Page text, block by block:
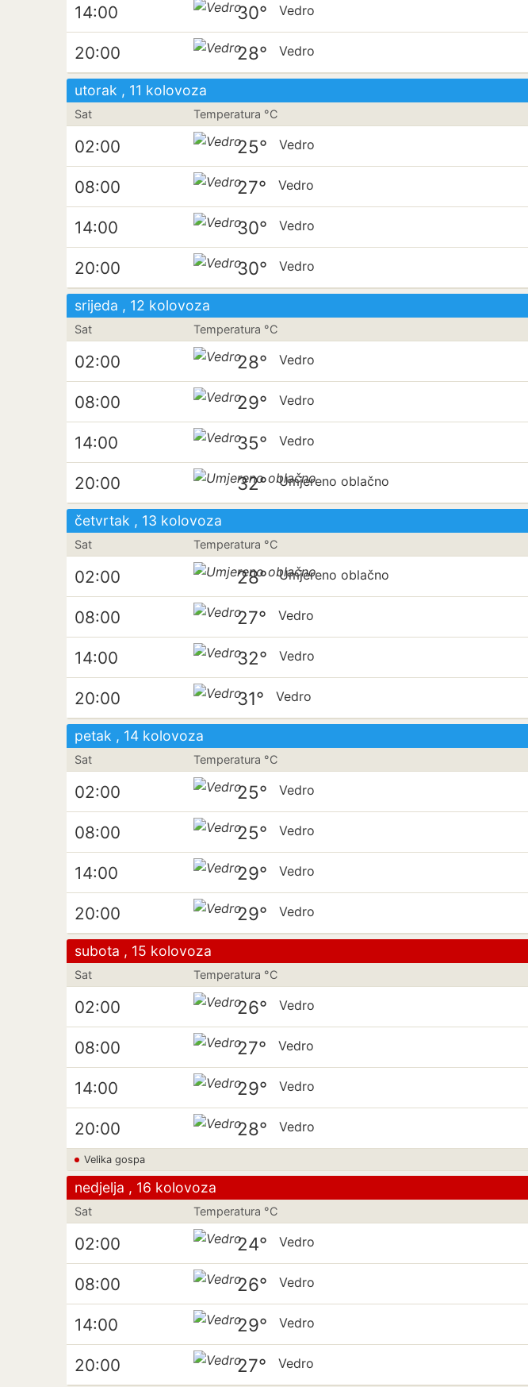
14:00 30° Vedro
20:00 28° Vedro
utorak , 11 kolovoza
Sat Temperatura °C
02:00 25° Vedro
08:00 27° Vedro
14:00 30° Vedro
20:00 30° Vedro
srijeda , 12 kolovoza
Sat Temperatura °C
02:00 28° Vedro
08:00 29° Vedro
14:00 35° Vedro
20:00 32° Umjereno oblačno
četvrtak , 13 kolovoza
Sat Temperatura °C
02:00 28° Umjereno oblačno
08:00 27° Vedro
14:00 32° Vedro
20:00 31° Vedro
petak , 14 kolovoza
Sat Temperatura °C
02:00 25° Vedro
08:00 25° Vedro
14:00 29° Vedro
20:00 29° Vedro
subota , 15 kolovoza
Sat Temperatura °C
02:00 26° Vedro
08:00 27° Vedro
14:00 29° Vedro
20:00 28° Vedro
Velika gospa
nedjelja , 16 kolovoza
Sat Temperatura °C
02:00 24° Vedro
08:00 26° Vedro
14:00 29° Vedro
20:00 27° Vedro